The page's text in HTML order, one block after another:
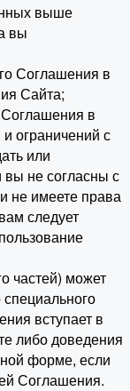
выше
вы
Соглашения в
Сайта;
в
ограничений с
или
вы не согласны с
не имеете права
следует
частей) может
вступает в
либо доведения
форме, если
Соглашения.